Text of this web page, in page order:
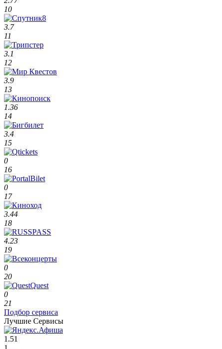
10
3.7
11
3.1
12
3.9
13
1.36
14
3.4
15
0
16
0
17
3.44
18
4.23
19
0
20
0
21
Подбор сервиса
Лучшие Сервисы
1.51